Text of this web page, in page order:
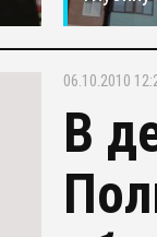
06.10.2010
В